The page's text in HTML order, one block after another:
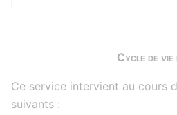
Cycle de vie
Ce service intervient au cours
suivants :